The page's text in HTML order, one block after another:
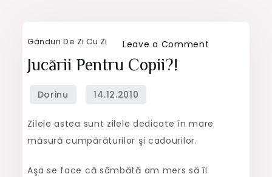
Gânduri De Zi Cu Zi Leave a Comment
Jucării Pentru Copii?!
Zilele astea sunt zilele dedicate în mare
măsură cumpărăturilor şi cadourilor.
Aşa se face că sâmbătă am mers să îl